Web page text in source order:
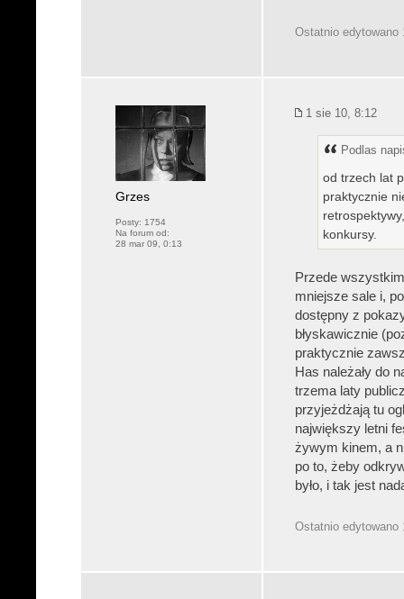
Ostatnio
Grzes
Posty: 1754
Na forum od:
28 mar 09, 0:13
1 sie 10, 8:12
Podlas
od trzech lat
praktycznie
konkursy.
Przede
mniejsze sale i,
dostępny z
błyskawicznie
praktycznie
Has należały do
trzema laty
przyjeżdżają tu
największy letni
żywym kinem, a
po to, żeby
było, i tak jest
Ostatnio